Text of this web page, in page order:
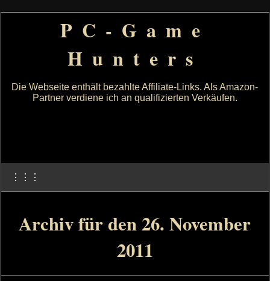
PC-Game
Hunters
Die Webseite enthält bezahlte Affiliate-Links. Als Amazon-
Partner verdiene ich an qualifizierten Verkäufen.
⋮⋮⋮
Archiv für den 26. November
2011